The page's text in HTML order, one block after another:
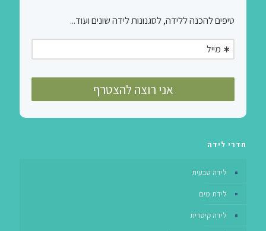
חדרי לידה
לידה טבעית
לידת מים
לידה קיסרית